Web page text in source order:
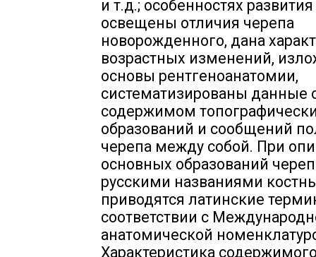
и т.д.; особенностях
освещены отличия черепа
новорожденного, дана
возрастных изменений,
основы рентгеноанатомии,
систематизированы данные
содержимом
образований и сообщений
черепа между собой. При
основных образований
русскими названиями
приводятся латинские
соответствии с
анатомической
Характеристика